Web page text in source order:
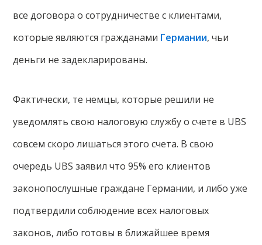
все договора о сотрудничестве с клиентами,
которые являются гражданами Германии, чьи
деньги не задекларированы.
Фактически, те немцы, которые решили не
уведомлять свою налоговую службу о счете в UBS
совсем скоро лишаться этого счета. В свою
очередь UBS заявил что 95% его клиентов
законопослушные граждане Германии, и либо уже
подтвердили соблюдение всех налоговых
законов, либо готовы в ближайшее время